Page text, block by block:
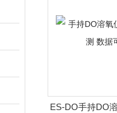
ES-DO手持DO